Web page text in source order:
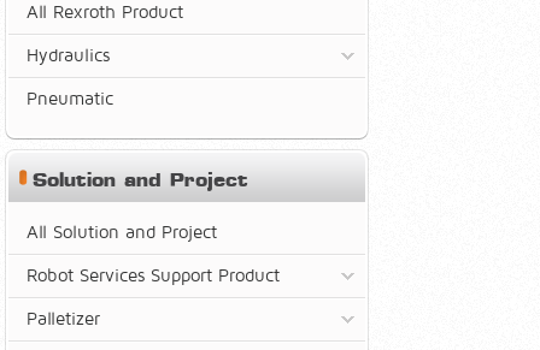
All Rexroth Product
Hydraulics
Pneumatic
Solution and Project
All Solution and Project
Robot Services Support Product
Palletizer